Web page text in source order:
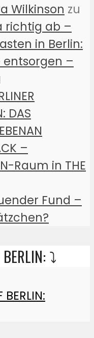
Wilkinson zu
richtig ab –
in Berlin:
entsorgen –
DAS
–
Raum in THE
Fund –
BERLIN: ⤵️